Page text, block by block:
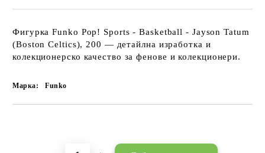
Фигурка Funko Pop! Sports - Basketball - Jayson Tatum
(Boston Celtics), 200 — детайлна изработка и
колекционерско качество за фенове и колекционери.
Марка: Funko